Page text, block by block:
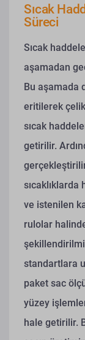
Sıcak
Süreci
Sıcak
aşamadan
Bu aşamada
eritilerek
sıcak
getirilir.
ve istenilen
rulolar
standartlara
paket sac
yüzey
hale getirilir.